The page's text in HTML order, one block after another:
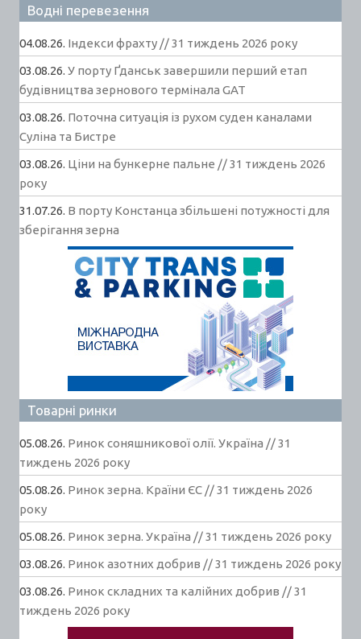
Водні перевезення
04.08.26. Індекси фрахту // 31 тиждень 2026 року
03.08.26. У порту Ґданськ завершили перший етап
будівництва зернового термінала GAT
03.08.26. Поточна ситуація із рухом суден каналами
Суліна та Бистре
03.08.26. Ціни на бункерне пальне // 31 тиждень 2026
року
31.07.26. В порту Констанца збільшені потужності для
зберігання зерна
Товарні ринки
05.08.26. Ринок соняшникової олії. Україна // 31
тиждень 2026 року
05.08.26. Ринок зерна. Країни ЄС // 31 тиждень 2026
року
05.08.26. Ринок зерна. Україна // 31 тиждень 2026 року
03.08.26. Ринок азотних добрив // 31 тиждень 2026 року
03.08.26. Ринок складних та калійних добрив // 31
тиждень 2026 року